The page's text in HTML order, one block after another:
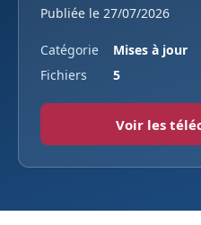
Publiée le 27/07/2026
Catégorie
Mises à jour
Fichiers
5
Voir les